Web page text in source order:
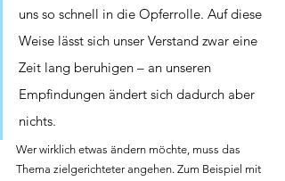
uns so schnell in die Opferrolle. Auf diese
Weise lässt sich unser Verstand zwar eine
Zeit lang beruhigen – an unseren
Empfindungen ändert sich dadurch aber
nichts.
Wer wirklich etwas ändern möchte, muss das
Thema zielgerichteter angehen. Zum Beispiel mit